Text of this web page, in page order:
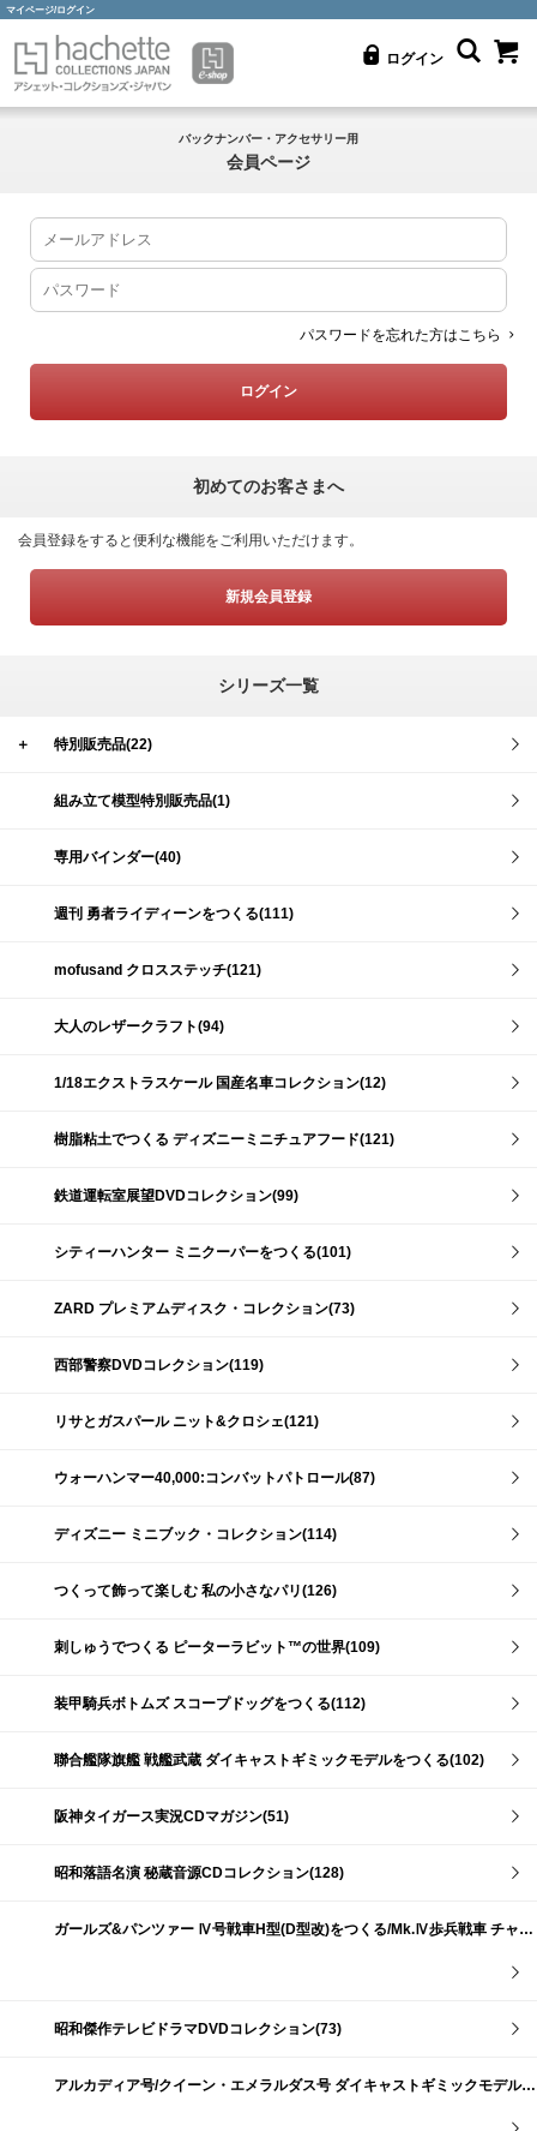
マイページ/ログイン
ログイン
バックナンバー・アクセサリー用
会員ページ
パスワードを忘れた方はこちら
初めてのお客さまへ
会員登録をすると便利な機能をご利用いただけます。
新規会員登録
シリーズ一覧
＋ 特別販売品(22)
組み立て模型特別販売品(1)
専用バインダー(40)
週刊 勇者ライディーンをつくる(111)
mofusand クロスステッチ(121)
大人のレザークラフト(94)
1/18エクストラスケール 国産名車コレクション(12)
樹脂粘土でつくる ディズニーミニチュアフード(121)
鉄道運転室展望DVDコレクション(99)
シティーハンター ミニクーパーをつくる(101)
ZARD プレミアムディスク・コレクション(73)
西部警察DVDコレクション(119)
リサとガスパール ニット&クロシェ(121)
ウォーハンマー40,000:コンバットパトロール(87)
ディズニー ミニブック・コレクション(114)
つくって飾って楽しむ 私の小さなパリ(126)
刺しゅうでつくる ピーターラビット™の世界(109)
装甲騎兵ボトムズ スコープドッグをつくる(112)
聯合艦隊旗艦 戦艦武蔵 ダイキャストギミックモデルをつくる(102)
阪神タイガース実況CDマガジン(51)
昭和落語名演 秘蔵音源CDコレクション(128)
ガールズ&パンツァー Ⅳ号戦車H型(D型改)をつくる/Mk.Ⅳ歩兵戦車 チャーチルMk.Ⅶをつくる(191)
昭和傑作テレビドラマDVDコレクション(73)
アルカディア号/クイーン・エメラルダス号 ダイキャストギミックモデルをつくる(159)